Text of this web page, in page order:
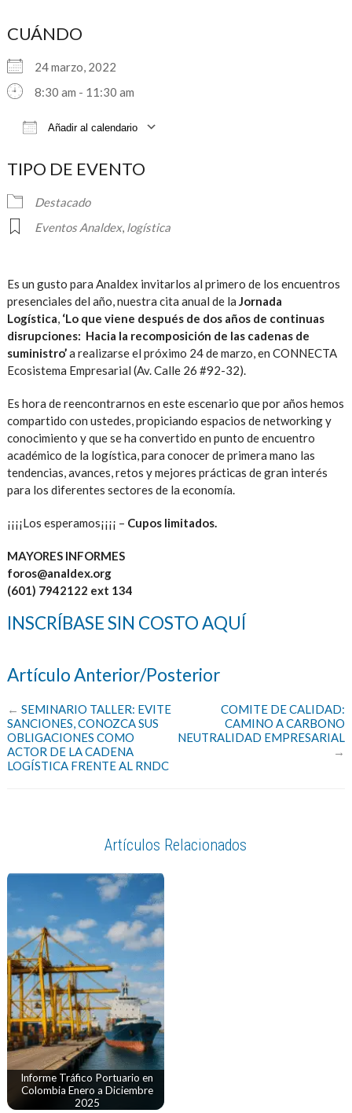
CUÁNDO
24 marzo, 2022
8:30 am - 11:30 am
Añadir al calendario
TIPO DE EVENTO
Destacado
Eventos Analdex, logística
Es un gusto para Analdex invitarlos al primero de los encuentros
presenciales del año, nuestra cita anual de la Jornada
Logística, ‘Lo que viene después de dos años de continuas
disrupciones: Hacia la recomposición de las cadenas de
suministro’a realizarse el próximo 24 de marzo, en CONNECTA
Ecosistema Empresarial (Av. Calle 26 #92-32).
Es hora de reencontrarnos en este escenario que por años hemos
compartido con ustedes, propiciando espacios de networking y
conocimiento y que se ha convertido en punto de encuentro
académico de la logística, para conocer de primera mano las
tendencias, avances, retos y mejores prácticas de gran interés
para los diferentes sectores de la economía.
¡¡¡¡Los esperamos¡¡¡¡ – Cupos limitados.
MAYORES INFORMES
foros@analdex.org
(601) 7942122 ext 134
INSCRÍBASE SIN COSTO AQUÍ
Artículo Anterior/Posterior
← SEMINARIO TALLER: EVITE
SANCIONES, CONOZCA SUS
OBLIGACIONES COMO
ACTOR DE LA CADENA
LOGÍSTICA FRENTE AL RNDC
COMITE DE CALIDAD:
CAMINO A CARBONO
NEUTRALIDAD EMPRESARIAL
→
Artículos Relacionados
Informe Tráfico Portuario en
Colombia Enero a Diciembre
2025